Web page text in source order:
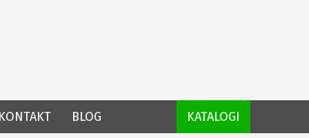
KONTAKT KATALOGI
BLOG